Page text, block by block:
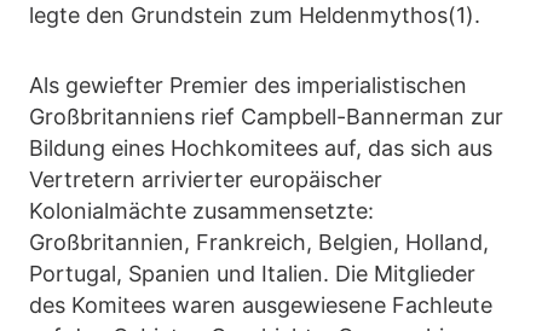
legte den Grundstein zum Heldenmythos(1).
Als gewiefter Premier des imperialistischen
Großbritanniens rief Campbell-Bannerman zur
Bildung eines Hochkomitees auf, das sich aus
Vertretern arrivierter europäischer
Kolonialmächte zusammensetzte:
Großbritannien, Frankreich, Belgien, Holland,
Portugal, Spanien und Italien. Die Mitglieder
des Komitees waren ausgewiesene Fachleute